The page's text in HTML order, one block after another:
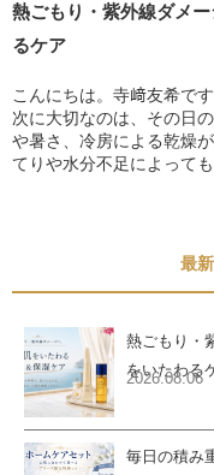
熱ごもり・紫外線ダメ
るケア
こんにちは。寺﨑友希で
次に大切なのは、その日
や暑さ、冷房による乾燥
てりや水分不足によって
最
熱ごもり・
をいたわる
2026.08.06
毎日の